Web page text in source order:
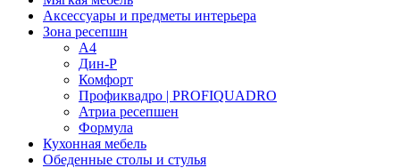
Аксессуары и предметы интерьера
Зона ресепшн
А4
Дин-Р
Комфорт
Профиквадро | PROFIQUADRO
Атриа ресепшен
Формула
Кухонная мебель
Обеденные столы и стулья